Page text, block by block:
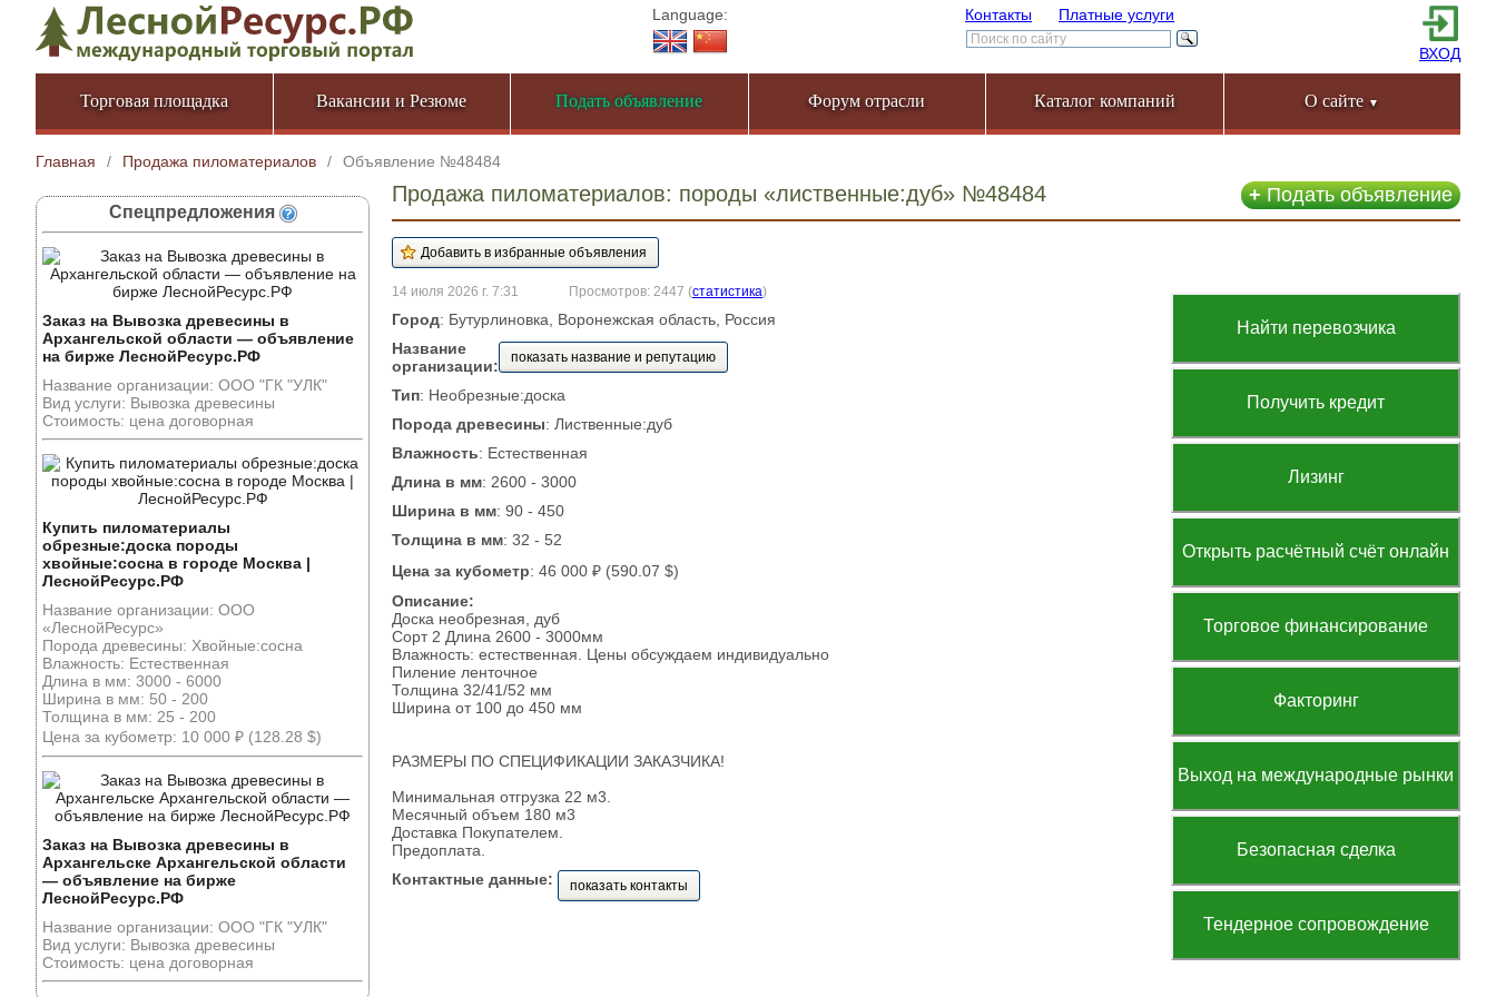
Language: Контакты Платные услуги
ВХОД
Торговая площадка Вакансии и Резюме Подать объявление Форум отрасли Каталог компаний О сайте ▼
Главная / Продажа пиломатериалов / Объявление №48484
Спецпредложения
Заказ на Вывозка древесины в
Архангельской области — объявление
на бирже ЛеснойРесурс.РФ
Название организации: ООО "ГК "УЛК"
Вид услуги: Вывозка древесины
Стоимость: цена договорная
Купить пиломатериалы
обрезные:доска породы
хвойные:сосна в городе Москва |
ЛеснойРесурс.РФ
Название организации: ООО
«ЛеснойРесурс»
Порода древесины: Хвойные:сосна
Влажность: Естественная
Длина в мм: 3000 - 6000
Ширина в мм: 50 - 200
Толщина в мм: 25 - 200
Цена за кубометр: 10 000 ₽ (128.28 $)
Заказ на Вывозка древесины в
Архангельске Архангельской области
— объявление на бирже
ЛеснойРесурс.РФ
Название организации: ООО "ГК "УЛК"
Вид услуги: Вывозка древесины
Стоимость: цена договорная
+Подать объявление
Продажа пиломатериалов: породы «лиственные:дуб» №48484
Найти перевозчика
Получить кредит
Лизинг
Открыть расчётный счёт онлайн
Торговое финансирование
Факторинг
Выход на международные рынки
Безопасная сделка
Тендерное сопровождение
14 июля 2026 г. 7:31 Просмотров: 2447 (статистика)
Город: Бутурлиновка, Воронежская область, Россия
Название
организации:
показать название и репутацию
Тип: Необрезные:доска
Порода древесины: Лиственные:дуб
Влажность: Естественная
Длина в мм: 2600 - 3000
Ширина в мм: 90 - 450
Толщина в мм: 32 - 52
Цена за кубометр: 46 000 ₽ (590.07 $)
Описание:
Доска необрезная, дуб
Сорт 2 Длина 2600 - 3000мм
Влажность: естественная. Цены обсуждаем индивидуально
Пиление ленточное
Толщина 32/41/52 мм
Ширина от 100 до 450 мм
РАЗМЕРЫ ПО СПЕЦИФИКАЦИИ ЗАКАЗЧИКА!
Минимальная отгрузка 22 м3.
Месячный объем 180 м3
Доставка Покупателем.
Предоплата.
Контактные данные:
показать контакты